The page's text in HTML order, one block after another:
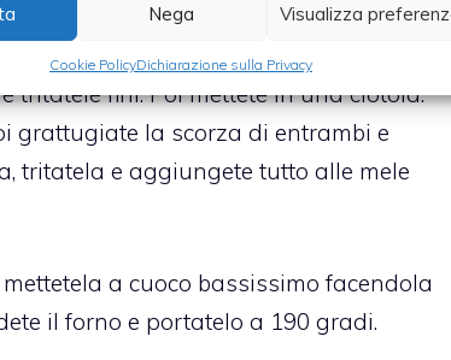
Nega Visualizza
Cookie PolicyDichiarazione sulla Privacy
tiepida. Sbucciate le mele, tagliatele a
tritatele fini. Poi mettete in una ciotola.
grattugiate la scorza di entrambi e
tritatela e aggiungete tutto alle mele
a cuoco bassissimo facendola
il forno e portatelo a 190 gradi.